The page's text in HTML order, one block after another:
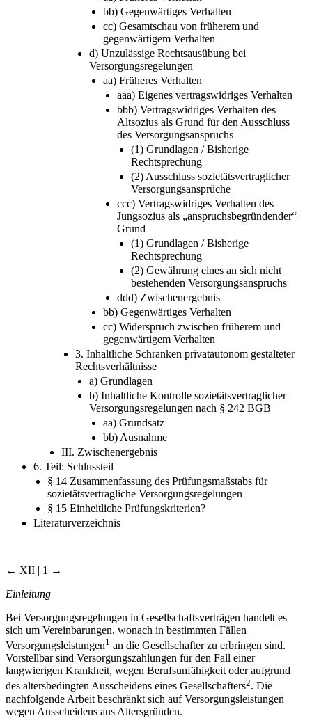
c) Einzelne Fälle
aa) Früheres Verhalten
bb) Gegenwärtiges Verhalten
cc) Gesamtschau von früherem und
gegenwärtigem Verhalten
d) Unzulässige Rechtsausübung bei
Versorgungsregelungen
aa) Früheres Verhalten
aaa) Eigenes vertragswidriges Verhalten
bbb) Vertragswidriges Verhalten des
Altsozius als Grund für den Ausschluss
des Versorgungsanspruchs
(1) Grundlagen / Bisherige
Rechtsprechung
(2) Ausschluss sozietätsvertraglicher
Versorgungsansprüche
ccc) Vertragswidriges Verhalten des
Jungsozius als „anspruchsbegründender“
Grund
(1) Grundlagen / Bisherige
Rechtsprechung
(2) Gewährung eines an sich nicht
bestehenden Versorgungsanspruchs
ddd) Zwischenergebnis
bb) Gegenwärtiges Verhalten
cc) Widerspruch zwischen früherem und
gegenwärtigem Verhalten
3. Inhaltliche Schranken privatautonom gestalteter
Rechtsverhältnisse
a) Grundlagen
b) Inhaltliche Kontrolle sozietätsvertraglicher
Versorgungsregelungen nach § 242 BGB
aa) Grundsatz
bb) Ausnahme
III. Zwischenergebnis
6. Teil: Schlussteil
§ 14 Zusammenfassung des Prüfungsmaßstabs für
sozietätsvertragliche Versorgungsregelungen
← XII | 1 →
Einleitung
Bei Versorgungsregelungen in Gesellschaftsverträgen handelt es
sich um Vereinbarungen, wonach in bestimmten Fällen
Versorgungsleistungen1an die Gesellschafter zu erbringen sind.
Vorstellbar sind Versorgungszahlungen für den Fall einer
langwierigen Krankheit, wegen Berufsunfähigkeit oder aufgrund
des altersbedingten Ausscheidens eines Gesellschafters